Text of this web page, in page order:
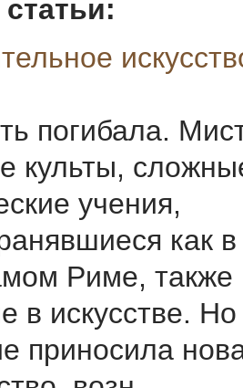
погибала.
культы,
учения,
как
Риме,
в искусстве.
приносила